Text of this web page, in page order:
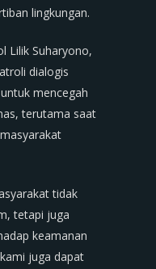
lingkungan.
Lilik Suharyono,
dialogis
mencegah
terutama saat
tidak
tetapi juga
keamanan
juga dapat